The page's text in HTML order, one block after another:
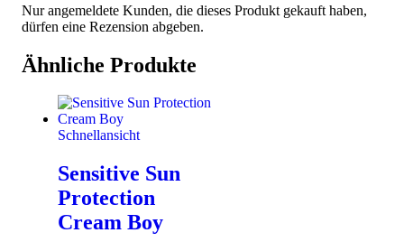
Nur angemeldete Kunden, die dieses Produkt gekauft haben,
dürfen eine Rezension abgeben.
Ähnliche Produkte
Schnellansicht
Sensitive Sun
Protection
Cream Boy